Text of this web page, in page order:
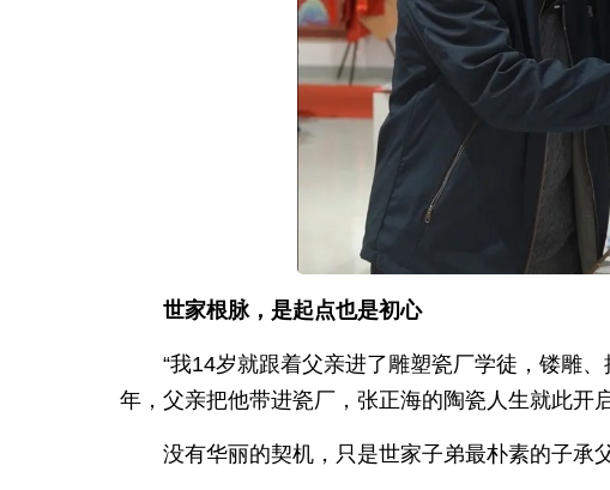
世家根脉，是起点也是初心
“我14岁就跟着父亲进了雕塑瓷厂学徒，镂雕
年，父亲把他带进瓷厂，张正海的陶瓷人生就此开启
没有华丽的契机，只是世家子弟最朴素的子承